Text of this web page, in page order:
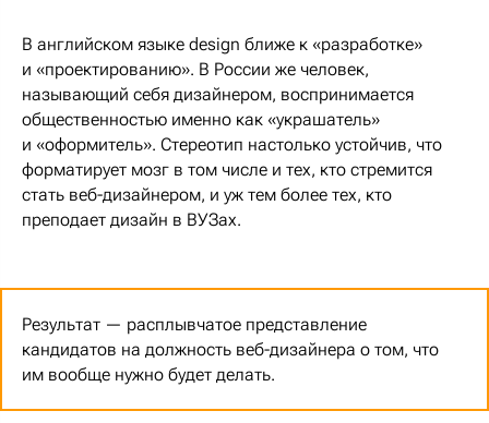
В английском языке design ближе к «разработке»
и «проектированию». В России же человек,
называющий себя дизайнером, воспринимается
общественностью именно как «украшатель»
и «оформитель». Стереотип настолько устойчив, что
форматирует мозг в том числе и тех, кто стремится
стать веб-дизайнером, и уж тем более тех, кто
преподает дизайн в ВУЗах.
Результат — расплывчатое представление
кандидатов на должность веб-дизайнера о том, что
им вообще нужно будет делать.